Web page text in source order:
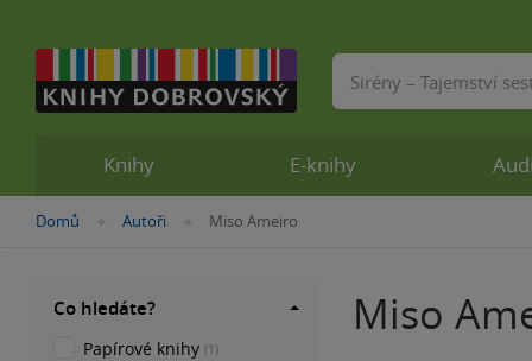
Nacházíte
Domů »Autoři »
Miso Ameiro
Miso
Co hledáte?
Papírové knihy (1)
Knihy E-knihy
Vyhledávání